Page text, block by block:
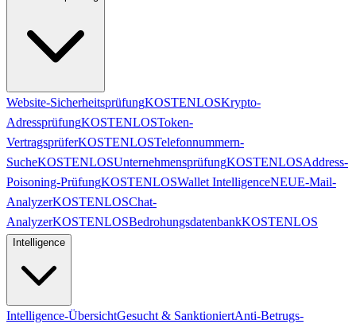
Website-SicherheitsprüfungKOSTENLOSKrypto-
AdressprüfungKOSTENLOSToken-
VertragsprüferKOSTENLOSTelefonnummern-
SucheKOSTENLOSUnternehmensprüfungKOSTENLOSAddress-
Poisoning-PrüfungKOSTENLOSWallet IntelligenceNEUE-Mail-
AnalyzerKOSTENLOSChat-
AnalyzerKOSTENLOSBedrohungsdatenbankKOSTENLOS
Intelligence
Intelligence-ÜbersichtGesucht & SanktioniertAnti-Betrugs-